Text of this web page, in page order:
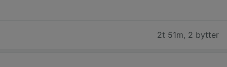
2t 51m, 2 bytter